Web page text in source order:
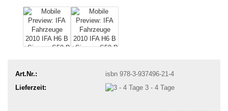
Art.Nr.:
isbn 978-3-937496-21-4
Lieferzeit:
3 - 4 Tage